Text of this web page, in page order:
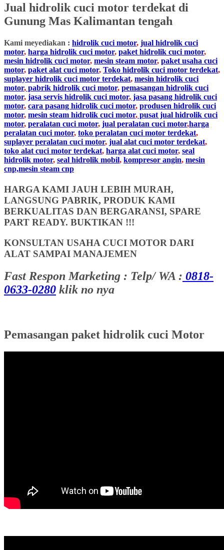
Jual hidrolik cuci motor terdekat di
Gunung Mas Kalimantan tengah
Kami meyediakan : hidrolik cuci motor, jual hidrolik cuci
motor, harga hidrolik cuci motor, paket hidrolik cuci motor,
mesin hidrolik cuci motor, mesin steam motor, paket usaha cuci
motor, paket alat cuci motor, Toko hidrolik cuci motor terdekat,
suplayer hidrolik cuci motor terdekat, mesin hidrolik cuci
motor, pabrik hidrolik cuci motor, pemasangan hidrolik cuci
motor, jasa servis hidrolik cuci motor, jasa pasang hidrolik cuci
motor, cara pasang hidrolik cuci motor, produsen hidrolik cuci
motor, mesin steam hidrolik cuci motor, pusat jual hidrolik cuci
motor, peralatan cuci motor, jual peralatan cuci motor,harga
peralatan cuci motor, toko peralatan cuci motor terdekat,
suplayer peralatan cuci motor, jual alat cuci motor terdekat,
toko alat cuci motor terdekat, harga alat cuci motor, seal
hidrolik motor, seal hidrolik mobil, kompresor angin, mesin
cnp,mesin steam cnp
HARGA KAMI JAUH LEBIH MURAH,
LANGSUNG PABRIK, PRODUK KAMI
BERKUALITAS DAN BERGARANSI, SPARE
PART READY. BUKTIKAN !!!
KONSULTAN USAHA CUCI MOTOR DARI
ALAT SAMPAI MANAJEMEN
Fast Respon Marketing : Telp/ WA : 0818-
0633-0280 klik no nya
Pemasangan paket hidrolik cuci Motor